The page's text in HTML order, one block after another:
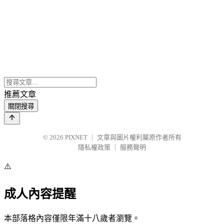
推薦文章
關閉搜尋
© 2026 PIXNET
文章與圖片權利屬原作者所有
隱私權政策
服務聲明
⚠️
成人內容提醒
本部落格內容僅限年滿十八歲者瀏覽。